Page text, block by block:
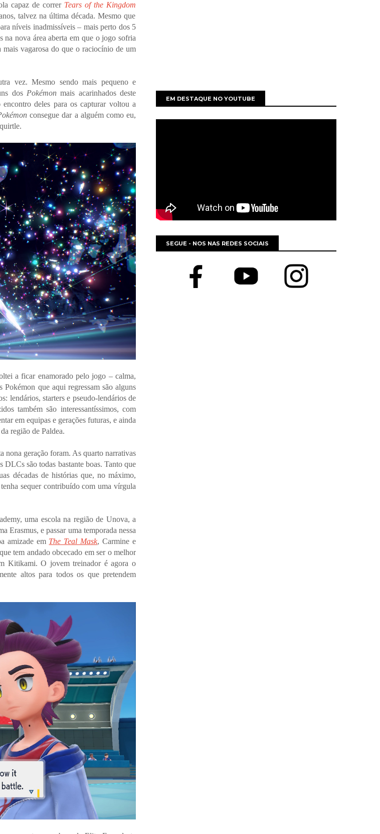
capaz de correr Tears of the Kingdom
talvez na última década. Mesmo que
níveis inadmissíveis – mais perto dos 5
na nova área aberta em que o jogo sofria
vagarosa do que o raciocínio de um
vez. Mesmo sendo mais pequeno e
dos Pokémonmais acarinhados deste
deles para os capturar voltou a
consegue dar a alguém como eu,
a ficar enamorado pelo jogo – calma,
que aqui regressam são alguns
lendários, starters e pseudo-lendários de
também são interessantíssimos, com
em equipas e gerações futuras, e ainda
região de Paldea.
nona geração foram. As quarto narrativas
DLCs são todas bastante boas. Tanto que
décadas de histórias que, no máximo,
sequer contribuído com uma vírgula
uma escola na região de Unova, a
Erasmus, e passar uma temporada nessa
amizade em The Teal Mask, Carmine e
tem andado obcecado em ser o melhor
Kitikami. O jovem treinador é agora o
altos para todos os que pretendem
EM DESTAQUE NO YOUTUBE
SEGUE - NOS NAS REDES SOCIAIS